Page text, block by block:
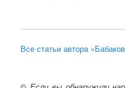
Все статьи автора